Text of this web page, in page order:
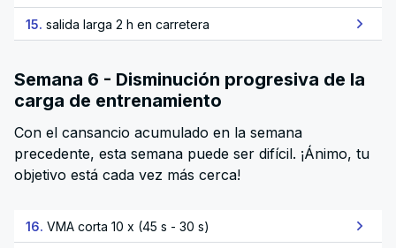
15. salida larga 2 h en carretera
Semana 6 - Disminución progresiva de la
carga de entrenamiento
Con el cansancio acumulado en la semana
precedente, esta semana puede ser difícil. ¡Ánimo, tu
objetivo está cada vez más cerca!
16. VMA corta 10 x (45 s - 30 s)